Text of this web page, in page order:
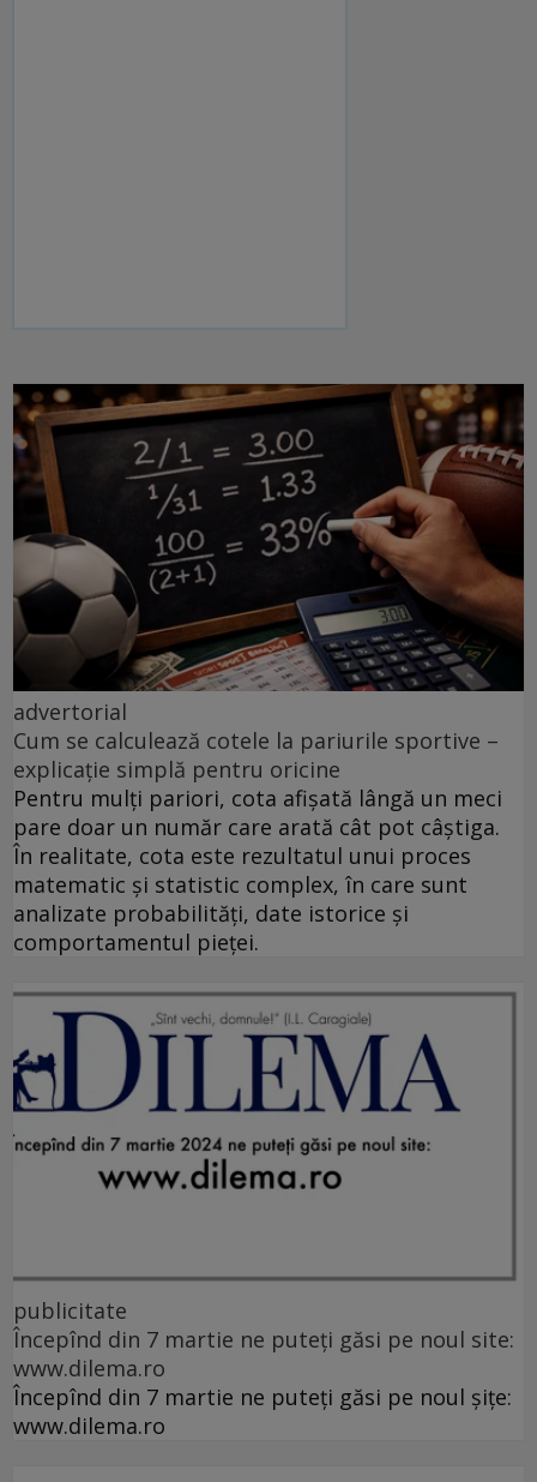
advertorial
Cum se calculează cotele la pariurile sportive –
explicație simplă pentru oricine
Pentru mulți pariori, cota afișată lângă un meci
pare doar un număr care arată cât pot câștiga.
În realitate, cota este rezultatul unui proces
matematic și statistic complex, în care sunt
analizate probabilități, date istorice și
comportamentul pieței.
publicitate
Începînd din 7 martie ne puteți găsi pe noul site:
www.dilema.ro
Începînd din 7 martie ne puteți găsi pe noul șițe:
www.dilema.ro